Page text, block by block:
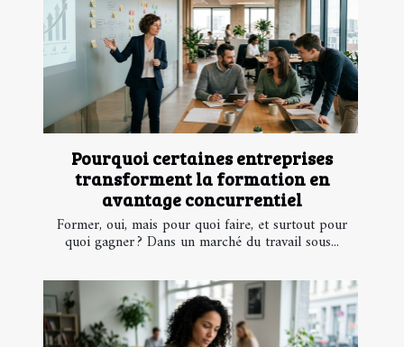
Pourquoi certaines entreprises
transforment la formation en
avantage concurrentiel
Former, oui, mais pour quoi faire, et surtout pour
quoi gagner ? Dans un marché du travail sous...